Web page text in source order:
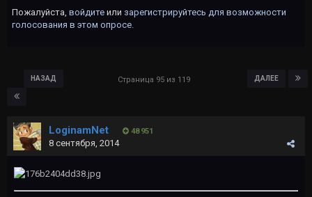
Пожалуйста, войдите или зарегистрируйтесь для возможности
голосования в этом опросе.
НАЗАД ДАЛЕЕ
Страница 95 из 119
LoginamNet 48 951
8 сентября, 2014